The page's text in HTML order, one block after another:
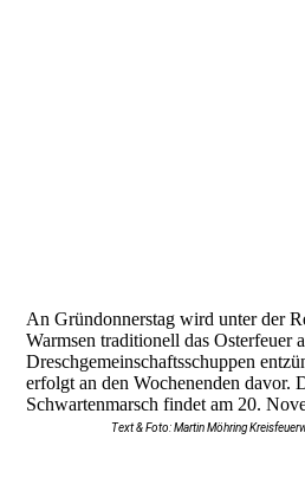
An Gründonnerstag wird unter der
Warmsen traditionell das Osterfeuer
Dreschgemeinschaftsschuppen
erfolgt an den Wochenenden davor.
Schwartenmarsch findet am 20.
Text & Foto: Martin Möhring